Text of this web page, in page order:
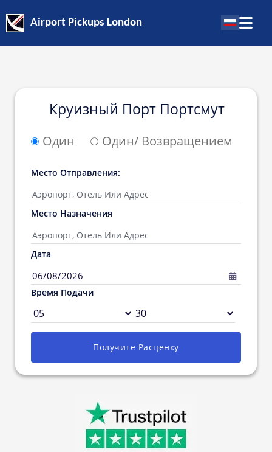
Airport Pickups London
Круизный Порт Портсмут
Один Один/ Возвращением
Место Oтправления:
Место Hазначения
Дата
06/08/2026
Время Подачи
Получите Pасценку